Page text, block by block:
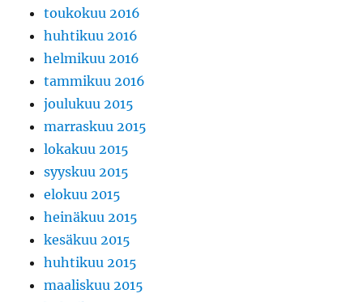
toukokuu 2016
huhtikuu 2016
helmikuu 2016
tammikuu 2016
joulukuu 2015
marraskuu 2015
lokakuu 2015
syyskuu 2015
elokuu 2015
heinäkuu 2015
kesäkuu 2015
huhtikuu 2015
maaliskuu 2015